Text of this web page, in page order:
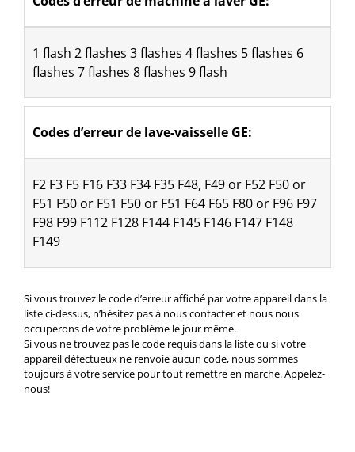
1 flash 2 flashes 3 flashes 4 flashes 5 flashes 6
flashes 7 flashes 8 flashes 9 flash
Codes d’erreur de lave-vaisselle GE:
F2 F3 F5 F16 F33 F34 F35 F48, F49 or F52 F50 or
F51 F50 or F51 F50 or F51 F64 F65 F80 or F96 F97
F98 F99 F112 F128 F144 F145 F146 F147 F148
F149
Si vous trouvez le code d’erreur affiché par votre appareil dans la
liste ci-dessus, n’hésitez pas à nous contacter et nous nous
occuperons de votre problème le jour même.
Si vous ne trouvez pas le code requis dans la liste ou si votre
appareil défectueux ne renvoie aucun code, nous sommes
toujours à votre service pour tout remettre en marche. Appelez-
nous!